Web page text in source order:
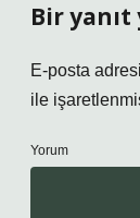
Bir yanıt
E-posta
ile
Yorum